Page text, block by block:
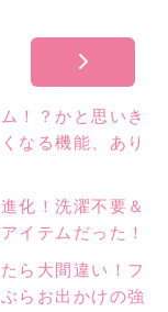
！？かと思いき
なる機能、あり
化！洗濯不要＆
イテムだった！
ら大間違い！フ
らお出かけの強